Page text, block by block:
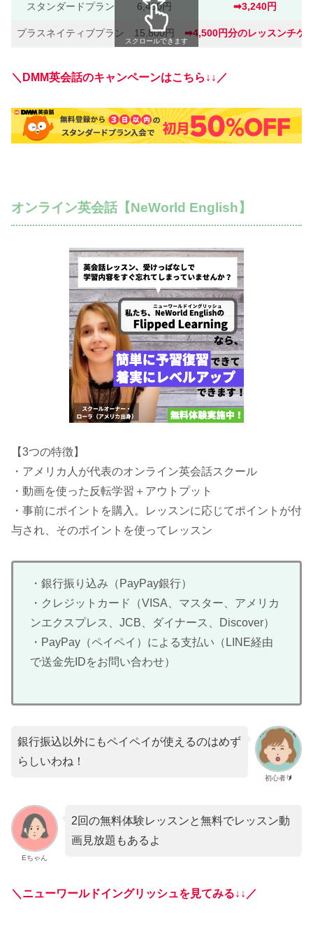
スタンダードプラン 6,480円 ➡︎3,240円
プラスネイティブプラン 15,800円 ➡︎4,500円分のレッスンチケ
スクロールできます
＼DMM英会話のキャンペーンはこちら↓↓／
オンライン英会話【NeWorld English】
【3つの特徴】
・アメリカ人が代表のオンライン英会話スクール
・動画を使った反転学習＋アウトプット
・事前にポイントを購入。レッスンに応じてポイントが付
与され、そのポイントを使ってレッスン
・銀行振り込み（PayPay銀行）
・クレジットカード（VISA、マスター、アメリカ
ンエクスプレス、JCB、ダイナース、Discover）
・PayPay（ペイペイ）による支払い（LINE経由
で送金先IDをお問い合わせ）
初心者🔰
銀行振込以外にもペイペイが使えるのはめず
らしいわね！
Eちゃん
2回の無料体験レッスンと無料でレッスン動
画見放題もあるよ
＼ニューワールドイングリッシュを見てみる↓↓／